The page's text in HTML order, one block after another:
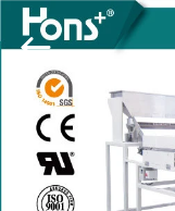
ДОМ
ПРОДУКТЫ
Hongshi
Optoelectronic
High-
tech
Reserved.